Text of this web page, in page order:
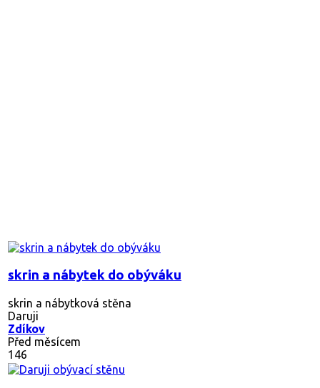
skrin a nábytek do obýváku
skrin a nábytková stěna
Daruji
Zdíkov
Před měsícem
146